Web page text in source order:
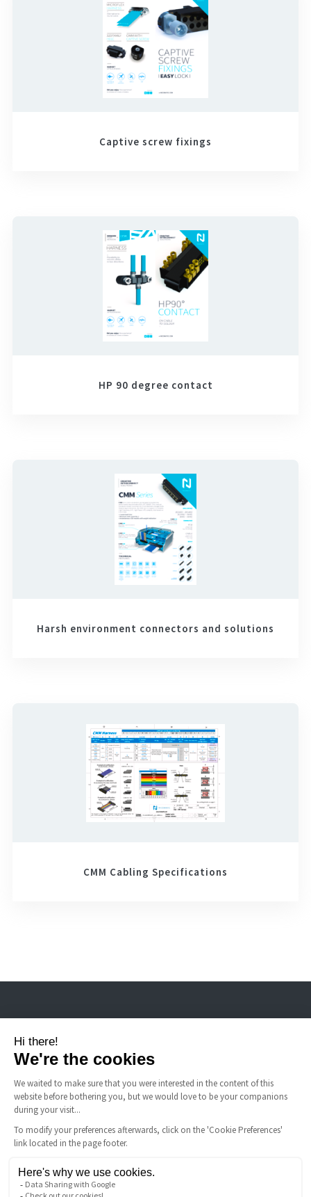
Captive screw fixings
HP 90 degree contact
Harsh environment connectors and solutions
CMM Cabling Specifications
Steckverbindern für raue Umgebungen, FFC-Kabel und Schnappkuppeln.
NÜTZLICHE LINKS
Allgemeine Verkaufsbedingungen
Rechtliche Hinweise
Nicomatic Unternehmen